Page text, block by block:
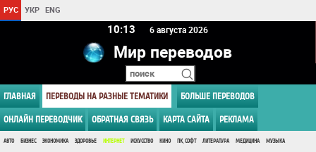
РУС УКР ENG
10 13 6 августа 2026
Мир переводов
ГЛАВНАЯ ПЕРЕВОДЫ НА РАЗНЫЕ ТЕМАТИКИ БОЛЬШЕ ПЕРЕВОДОВ
ОНЛАЙН ПЕРЕВОДЧИК ОБРАТНАЯ СВЯЗЬ КАРТА САЙТА РЕКЛАМА
АВТО БИЗНЕС ЭКОНОМИКА ЗДОРОВЬЕ ИНТЕРНЕТ ИСКУССТВО КИНО ПК, СОФТ ЛИТЕРАТУРА МЕДИЦИНА МУЗЫКА